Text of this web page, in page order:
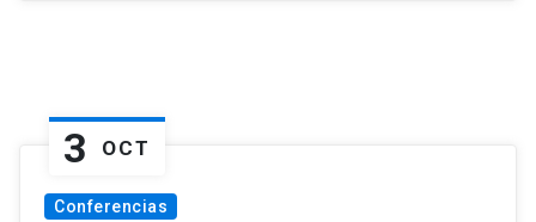
3 OCT
Conferencias